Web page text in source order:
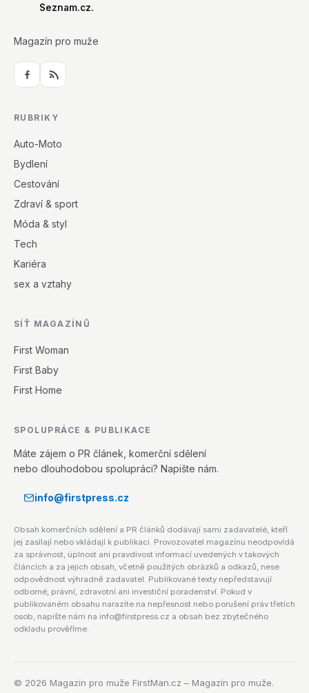
Seznam.cz.
Magazín pro muže
RUBRIKY
Auto-Moto
Bydlení
Cestování
Zdraví & sport
Móda & styl
Tech
Kariéra
sex a vztahy
SÍŤ MAGAZÍNŮ
First Woman
First Baby
First Home
SPOLUPRÁCE & PUBLIKACE
Máte zájem o PR článek, komerční sdělení
nebo dlouhodobou spolupráci? Napište nám.
info@firstpress.cz
Obsah komerčních sdělení a PR článků dodávají sami zadavatelé, kteří
jej zasílají nebo vkládají k publikaci. Provozovatel magazínu neodpovídá
za správnost, úplnost ani pravdivost informací uvedených v takových
článcích a za jejich obsah, včetně použitých obrázků a odkazů, nese
odpovědnost výhradně zadavatel. Publikované texty nepředstavují
odborné, právní, zdravotní ani investiční poradenství. Pokud v
publikovaném obsahu narazíte na nepřesnost nebo porušení práv třetích
osob, napište nám na info@firstpress.cz a obsah bez zbytečného
odkladu prověříme.
© 2026 Magazín pro muže FirstMan.cz – Magazín pro muže.